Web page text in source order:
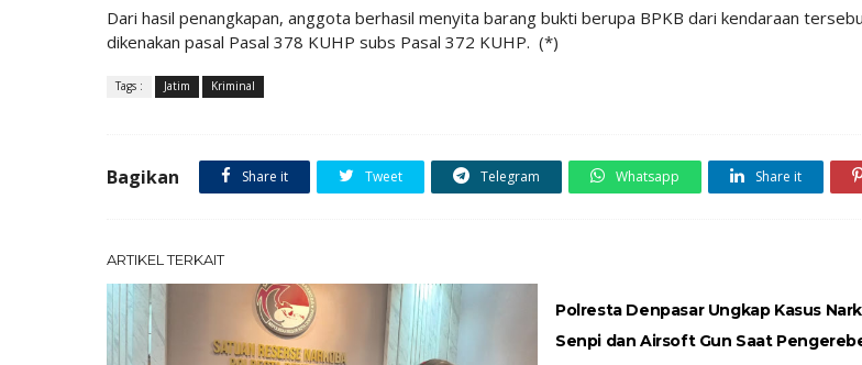
Dari hasil penangkapan, anggota berhasil menyita barang bukti berupa BPKB dari kendaraan
dikenakan pasal Pasal 378 KUHP subs Pasal 372 KUHP. (*)
Tags : Jatim Kriminal
Bagikan Share it Tweet Telegram Whatsapp Share it
ARTIKEL TERKAIT
Polresta Denpasar Ungkap Kasus
Senpi dan Airsoft Gun Saat